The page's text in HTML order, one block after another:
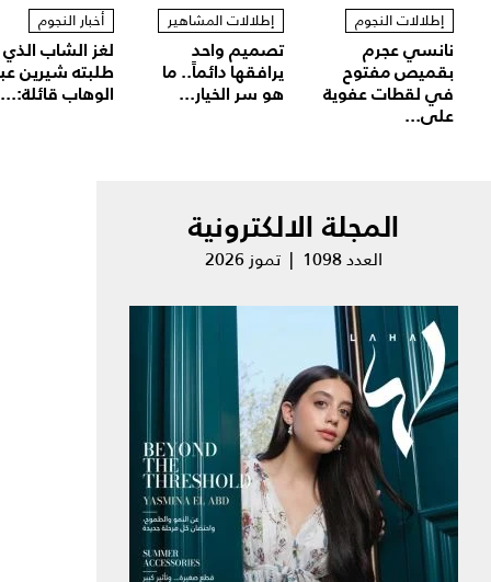
إطلالات النجوم
نانسي عجرم
بقميص مفتوح
في لقطات عفوية
على...
إطلالات المشاهير
تصميم واحد
يرافقها دائماً.. ما
هو سر الخيار...
أخبار النجوم
لغز الشاب الذي
طلبته شيرين
الوهاب قائلة:...
المجلة الالكترونية
العدد 1098 | تموز 2026